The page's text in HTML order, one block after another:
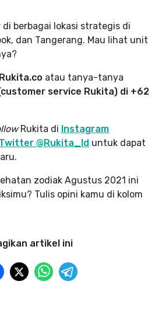
berbagai lokasi strategis di
dan Tangerang. Mau lihat unit
atau tanya-tanya
service Rukita) di +62
Rukita di Instagram
Twitter @Rukita_Id untuk dapat
zodiak Agustus 2021 ini
Tulis opini kamu di kolom
artikel ini